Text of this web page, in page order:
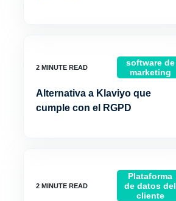
software de
marketing
Alternativa a Klaviyo que
cumple con el RGPD
Plataforma
de datos del
cliente